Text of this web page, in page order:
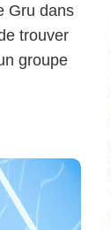
Gru dans
trouver
groupe